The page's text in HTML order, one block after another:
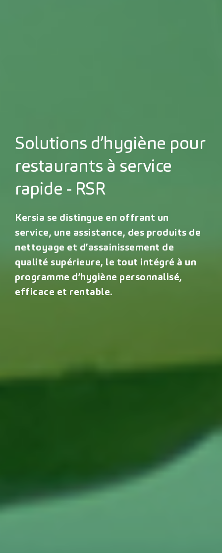
Solutions d’hygiène pour
restaurants à service
rapide - RSR
Kersia se distingue en offrant un
service, une assistance, des produits de
nettoyage et d’assainissement de
qualité supérieure, le tout intégré à un
programme d’hygiène personnalisé,
efficace et rentable.